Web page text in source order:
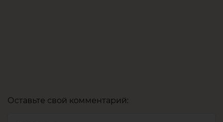
Оставьте свой комментарий: